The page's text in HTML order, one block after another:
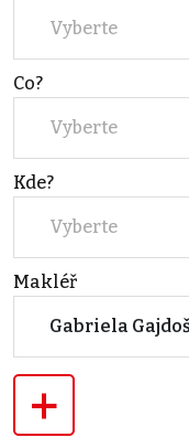
Vyberte
Co?
Vyberte
Kde?
Vyberte
Makléř
Gabriela
+